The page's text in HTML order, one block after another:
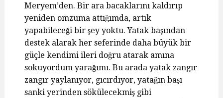
Meryem’den. Bir ara bacaklarını kaldırıp
yeniden omzuma attığımda, artık
yapabileceği bir şey yoktu. Yatak başından
destek alarak her seferinde daha büyük bir
güçle kendimi ileri doğru atarak amına
sokuyordum yarağımı. Bu arada yatak zangır
zangır yaylanıyor, gıcırdıyor, yatağın başı
sanki yerinden sökülecekmiş gibi